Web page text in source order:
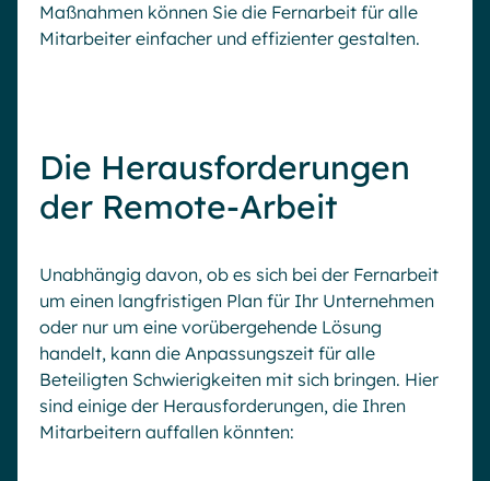
Maßnahmen können Sie die Fernarbeit für alle
Mitarbeiter einfacher und effizienter gestalten.
Die Herausforderungen
der Remote-Arbeit
Unabhängig davon, ob es sich bei der Fernarbeit
um einen langfristigen Plan für Ihr Unternehmen
oder nur um eine vorübergehende Lösung
handelt, kann die Anpassungszeit für alle
Beteiligten Schwierigkeiten mit sich bringen. Hier
sind einige der Herausforderungen, die Ihren
Mitarbeitern auffallen könnten: